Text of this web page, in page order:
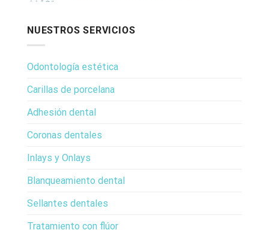
NUESTROS SERVICIOS
Odontología estética
Carillas de porcelana
Adhesión dental
Coronas dentales
Inlays y Onlays
Blanqueamiento dental
Sellantes dentales
Tratamiento con flúor